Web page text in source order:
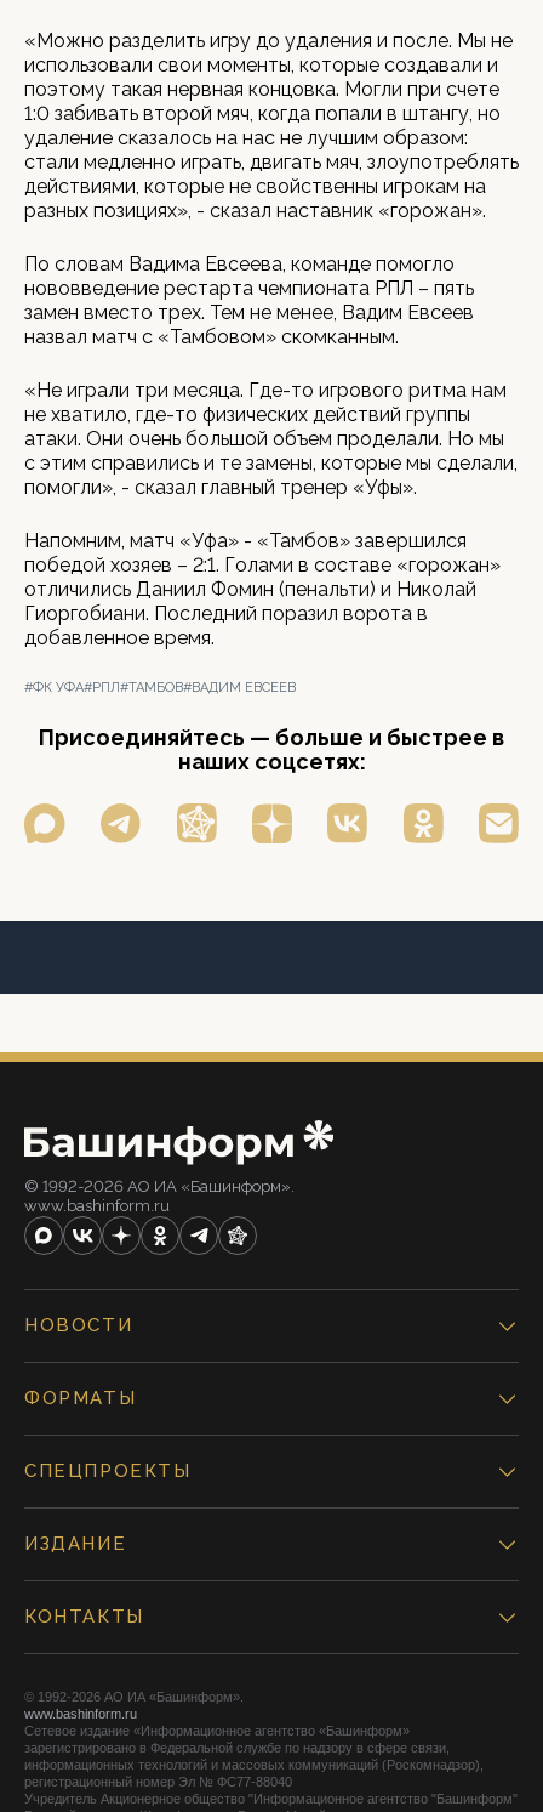
«Можно разделить игру до удаления и после. Мы не
использовали свои моменты, которые создавали и
поэтому такая нервная концовка. Могли при счете
1:0 забивать второй мяч, когда попали в штангу, но
удаление сказалось на нас не лучшим образом:
стали медленно играть, двигать мяч, злоупотреблять
действиями, которые не свойственны игрокам на
разных позициях», - сказал наставник «горожан».
По словам Вадима Евсеева, команде помогло
нововведение рестарта чемпионата РПЛ – пять
замен вместо трех. Тем не менее, Вадим Евсеев
назвал матч с «Тамбовом» скомканным.
«Не играли три месяца. Где-то игрового ритма нам
не хватило, где-то физических действий группы
атаки. Они очень большой объем проделали. Но мы
с этим справились и те замены, которые мы сделали,
помогли», - сказал главный тренер «Уфы».
Напомним, матч «Уфа» - «Тамбов» завершился
победой хозяев – 2:1. Голами в составе «горожан»
отличились Даниил Фомин (пенальти) и Николай
Гиоргобиани. Последний поразил ворота в
добавленное время.
#ФК УФА#РПЛ#ТАМБОВ#ВАДИМ ЕВСЕЕВ
Присоединяйтесь — больше и быстрее в
наших соцсетях:
© 1992-2026 АО ИА «Башинформ».
www.bashinform.ru
НОВОСТИ
ФОРМАТЫ
СПЕЦПРОЕКТЫ
ИЗДАНИЕ
КОНТАКТЫ
© 1992-2026 АО ИА «Башинформ».
www.bashinform.ru
Сетевое издание «Информационное агентство «Башинформ»
зарегистрировано в Федеральной службе по надзору в сфере связи,
информационных технологий и массовых коммуникаций (Роскомнадзор),
регистрационный номер Эл № ФС77-88040
Учредитель Акционерное общество "Информационное агентство "Башинформ"